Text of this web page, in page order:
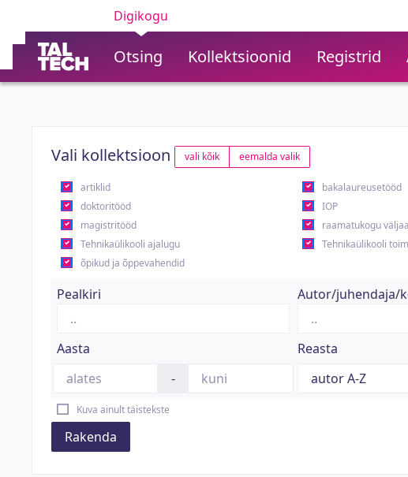
Digikogu
Otsing Kollektsioonid Registrid
Vali kollektsioon vali kõik eemalda valik
artiklid bakalaureusetööd
doktoritööd
IOP
magistritööd
raamatukogu
Tehnikaülikooli ajalugu
Tehnikaülikooli
õpikud ja õppevahendid
Pealkiri Autor/juhendaja/
Aasta
-
Reasta
Kuva ainult täistekste
Rakenda